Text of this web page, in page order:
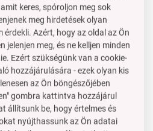
kontrasztos
ipari, minimalista vagy loft
ideálisintenzívebb
keres, spóroljon meg sok
meg hirdetések olyan
érdekli. Azért, hogy az oldal az Ön
jelenjen meg, és ne kelljen minden
Ezért szükségünk van a cookie-
hozzájárulására - ezek olyan kis
az Ön böngészőjében
gombra kattintva hozzájárul
állítsunk be, hogy értelmes és
nyújthassunk az Ön adatai